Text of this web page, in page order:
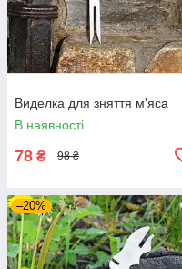
Виделка для зняття м'яса
В наявності
78 ₴ 98 ₴
–20%